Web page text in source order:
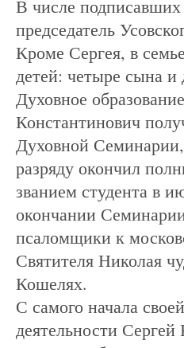
В числе
председатель
Кроме Сергея, в
детей: четыре сына и
Духовное
Константинович
Духовной
разряду окончил
званием студента в
окончании
псаломщики к
Святителя Николая
Кошелях.
С самого начала
деятельности